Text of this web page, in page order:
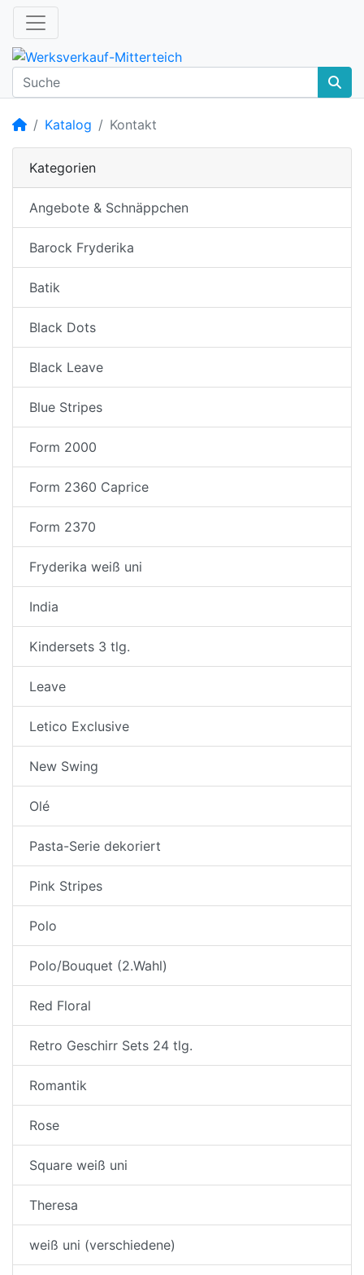
Startseite
Katalog Kontakt
Kategorien
Angebote & Schnäppchen
Barock Fryderika
Batik
Black Dots
Black Leave
Blue Stripes
Form 2000
Form 2360 Caprice
Form 2370
Fryderika weiß uni
India
Kindersets 3 tlg.
Leave
Letico Exclusive
New Swing
Olé
Pasta-Serie dekoriert
Pink Stripes
Polo
Polo/Bouquet (2.Wahl)
Red Floral
Retro Geschirr Sets 24 tlg.
Romantik
Rose
Square weiß uni
Theresa
weiß uni (verschiedene)